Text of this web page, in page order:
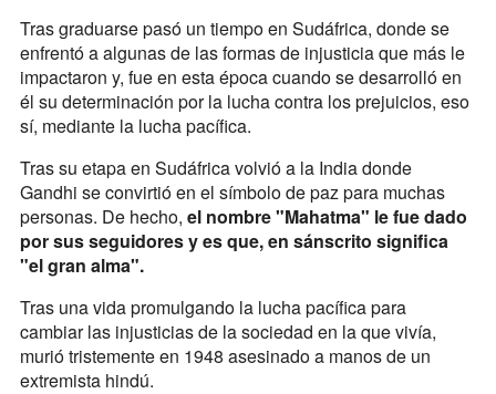
Tras graduarse pasó un tiempo en Sudáfrica, donde se
enfrentó a algunas de las formas de injusticia que más le
impactaron y, fue en esta época cuando se desarrolló en
él su determinación por la lucha contra los prejuicios, eso
sí, mediante la lucha pacífica.
Tras su etapa en Sudáfrica volvió a la India donde
Gandhi se convirtió en el símbolo de paz para muchas
personas. De hecho, el nombre "Mahatma" le fue dado
por sus seguidores y es que, en sánscrito significa
"el gran alma".
Tras una vida promulgando la lucha pacífica para
cambiar las injusticias de la sociedad en la que vivía,
murió tristemente en 1948 asesinado a manos de un
extremista hindú.